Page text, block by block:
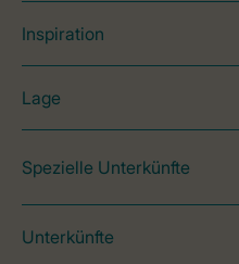
Inspiration
Lage
Spezielle Unterkünfte
Unterkünfte